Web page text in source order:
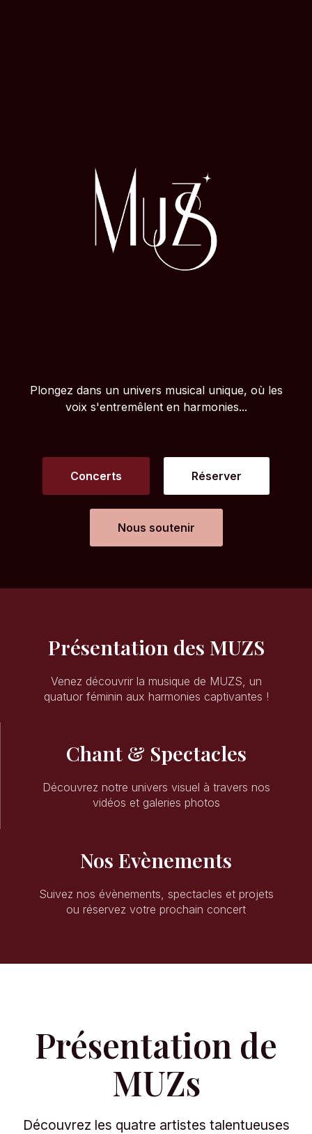
Plongez dans un univers musical unique, où les
voix s'entremêlent en harmonies...
Concerts Réserver
Nous soutenir
Présentation des MUZS
Venez découvrir la musique de MUZS, un
quatuor féminin aux harmonies captivantes !
Chant & Spectacles
Découvrez notre univers visuel à travers nos
vidéos et galeries photos
Nos Evènements
Suivez nos évènements, spectacles et projets
ou réservez votre prochain concert
Présentation de
MUZs
Découvrez les quatre artistes talentueuses